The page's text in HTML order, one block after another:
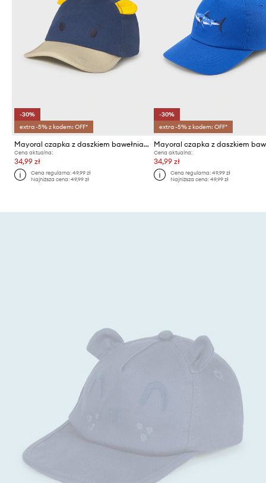
-30%
extra -5% z kodem: OFF*
Mayoral czapka z daszkiem bawełniana dziecięca
Cena aktualna:
34,99 zł
Cena regularna:49,99 zł
Najniższa cena:49,99 zł
-30%
extra -5% z kodem: OFF*
Cena aktualna:
34,99 zł
Cena regularna: 49,99 zł
Najniższa cena: 49,99 zł